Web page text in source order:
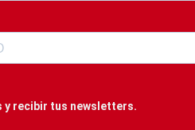
y recibir tus newsletters.